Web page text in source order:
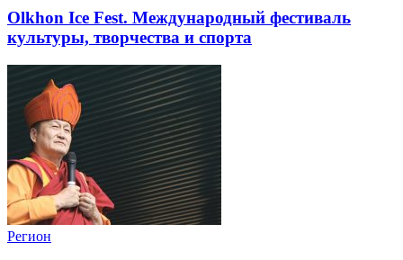
Olkhon Ice Fest. Международный фестиваль
культуры, творчества и спорта
Регион